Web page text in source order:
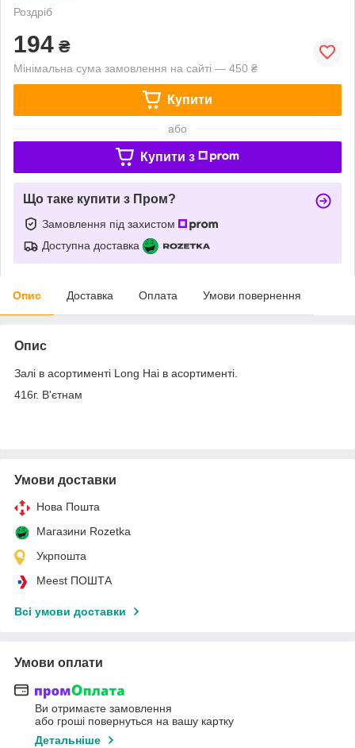
Роздріб
194 ₴
Мінімальна сума замовлення на сайті — 450 ₴
Купити
або
Купити з
Що таке купити з Пром?
Замовлення під захистом
Доступна доставка
Опис Доставка Оплата Умови повернення
Опис
Залі в асортименті Long Hai в асортименті.
416г. В'єтнам
Умови доставки
Нова Пошта
Магазини Rozetka
Укрпошта
Meest ПОШТА
Всі умови доставки
Умови оплати
Ви отримаєте замовлення
або гроші повернуться на вашу картку
Детальніше